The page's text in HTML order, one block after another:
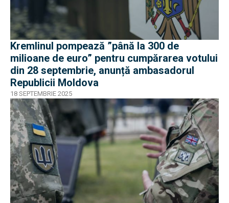
Kremlinul pompează ”până la 300 de
milioane de euro” pentru cumpărarea votului
din 28 septembrie, anunță ambasadorul
Republicii Moldova
18 SEPTEMBRIE 2025